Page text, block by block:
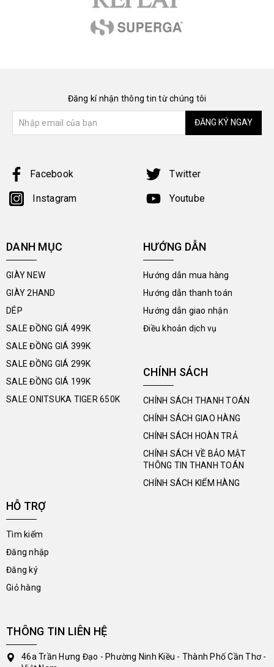
Đăng kí nhận thông tin từ chúng tôi
ĐĂNG KÝ NGAY
Facebook Twitter
Instagram Youtube
DANH MỤC
GIÀY NEW
GIÀY 2HAND
DÉP
SALE ĐỒNG GIÁ 499K
SALE ĐỒNG GIÁ 399K
SALE ĐỒNG GIÁ 299K
SALE ĐỒNG GIÁ 199K
SALE ONITSUKA TIGER 650K
HƯỚNG DẪN
Hướng dẫn mua hàng
Hướng dẫn thanh toán
Hướng dẫn giao nhận
Điều khoản dịch vụ
CHÍNH SÁCH
CHÍNH SÁCH THANH TOÁN
CHÍNH SÁCH GIAO HÀNG
CHÍNH SÁCH HOÀN TRẢ
CHÍNH SÁCH VỀ BẢO MẬT
THÔNG TIN THANH TOÁN
CHÍNH SÁCH KIỂM HÀNG
HỖ TRỢ
Tìm kiếm
Đăng nhập
Đăng ký
Giỏ hàng
THÔNG TIN LIÊN HỆ
46a Trần Hưng Đạo - Phường Ninh Kiều - Thành Phố Cần Thơ -